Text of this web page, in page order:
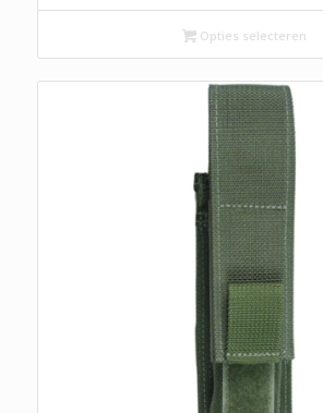
was:
is:
€ 25,00.
Opties selecteren